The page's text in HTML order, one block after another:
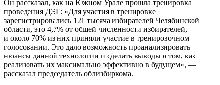
Он рассказал, как на Южном Урале прошла тренировка
проведения ДЭГ: «Для участия в тренировке
зарегистрировались 121 тысяча избирателей Челябинской
области, это 4,7% от общей численности избирателей,
и около 70% из них приняли участие в тренировочном
голосовании. Это дало возможность проанализировать
нюансы данной технологии и сделать выводы о том, как
реализовать их максимально эффективно в будущем», —
рассказал председатель облизбиркома.